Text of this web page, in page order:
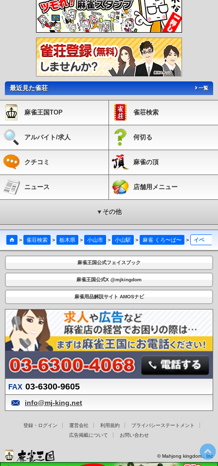
最近見た雀荘 一覧
麻雀王国TOP 雀荘検索
アルバイト/求人 何切る
クチコミ 麻雀の頂
ニュース 店舗用メニュー
▼その他
> 雀荘検索 > 栃木県 > 小山市 > 小山駅 > 麻雀 くろ〜ば〜 > イベント
麻雀王国公式フェイスブック
麻雀王国公式X @mjkingdom
麻雀用品解説サイト AMOSナビ
FAX 03-6300-9605
info@mj-king.net
登録・ログイン 運営会社 利用規約
プライバシーステートメント
広告掲載について
お問い合わせ
© Mahjong kingdom., Inc